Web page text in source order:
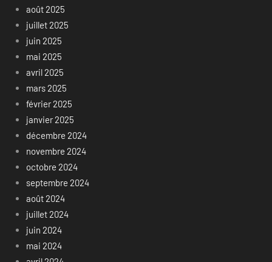
août 2025
juillet 2025
juin 2025
mai 2025
avril 2025
mars 2025
février 2025
janvier 2025
décembre 2024
novembre 2024
octobre 2024
septembre 2024
août 2024
juillet 2024
juin 2024
mai 2024